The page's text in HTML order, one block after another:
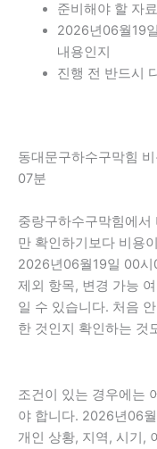
준비해야 할 자
2026년06월19
내용인지
진행 전 반드시
동대문구하수구막힘
07분
중랑구하수구막힘에서
만 확인하기보다 비용
2026년06월19일 00시
제외 항목, 변경 가능
일 수 있습니다. 처음
한 것인지 확인하는 것
조건이 있는 경우에는
야 합니다. 2026년06
개인 상황, 지역, 시기,